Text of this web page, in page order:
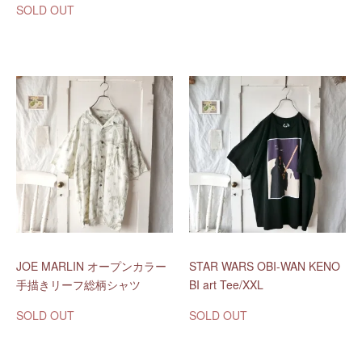
SOLD OUT
JOE MARLIN オープンカラー
手描きリーフ総柄シャツ
SOLD OUT
STAR WARS OBI-WAN KENO
BI art Tee/XXL
SOLD OUT